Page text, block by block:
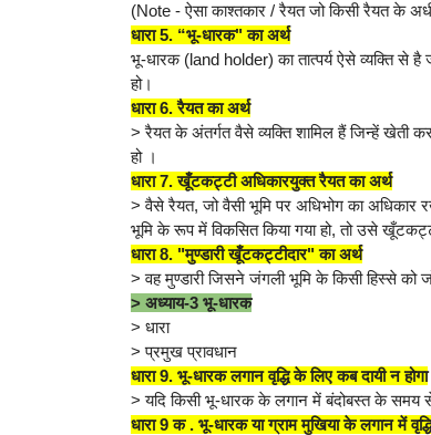
(Note - ऐसा काश्तकार / रैयत जो किसी रैयत के
धारा 5. “भू-धारक" का अर्थ
भू-धारक (land holder) का तात्पर्य ऐसे व्यक्ति से
हो।
धारा 6. रैयत का अर्थ
> रैयत के अंतर्गत वैसे व्यक्ति शामिल हैं जिन्हें खेती
हो ।
धारा 7. खूँटकट्टी अधिकारयुक्त रैयत का अर्थ
> वैसे रैयत, जो वैसी भूमि पर अधिभोग का अधिकार
भूमि के रूप में विकसित किया गया हो, तो उसे
धारा 8. "मुण्डारी खूँटकट्टीदार" का अर्थ
> वह मुण्डारी जिसने जंगली भूमि के किसी हिस्से को
> अध्याय-3 भू-धारक
> धारा
> प्रमुख प्रावधान
धारा 9. भू-धारक लगान वृद्धि के लिए कब दायी न होगा
> यदि किसी भू-धारक के लगान में बंदोबस्त के समय से
धारा 9 क . भू-धारक या ग्राम मुखिया के लगान में वृद्धि